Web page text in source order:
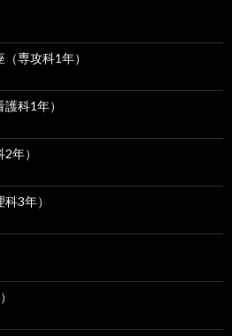
専攻科1年）
科1年）
年）
3年）